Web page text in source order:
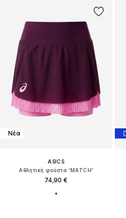
Νέα
ASICS
Αθλητική φούστα 'MATCH'
74,90 €